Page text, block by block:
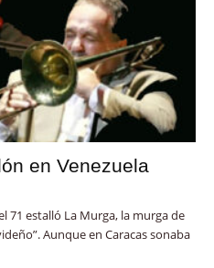
en Venezuela
71 estalló La Murga, la murga de
Aunque en Caracas sonaba